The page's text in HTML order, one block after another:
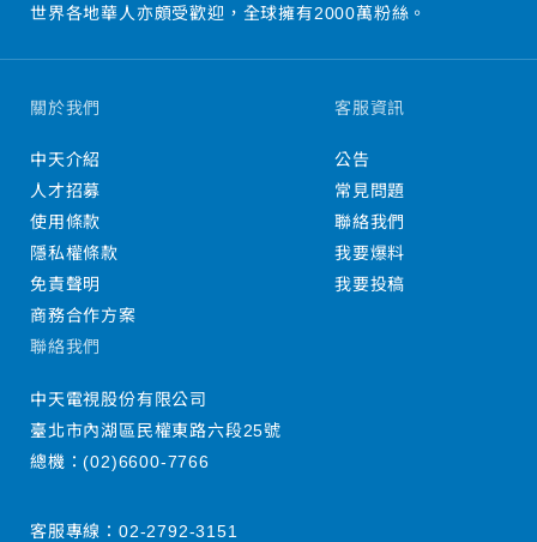
世界各地華人亦頗受歡迎，全球擁有2000萬粉絲。
關於我們
中天介紹
人才招募
使用條款
隱私權條款
免責聲明
商務合作方案
客服資訊
公告
常見問題
聯絡我們
我要爆料
我要投稿
聯絡我們
中天電視股份有限公司
臺北市內湖區民權東路六段25號
總機：(02)6600-7766
客服專線： 02-2792-3151